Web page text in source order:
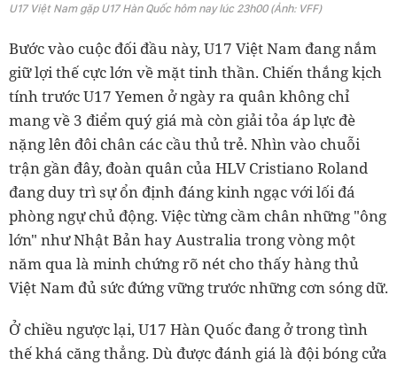
U17 Việt Nam gặp U17 Hàn Quốc hôm nay lúc 23h00 (Ảnh: VFF)
Bước vào cuộc đối đầu này, U17 Việt Nam đang nắm
giữ lợi thế cực lớn về mặt tinh thần. Chiến thắng kịch
tính trước U17 Yemen ở ngày ra quân không chỉ
mang về 3 điểm quý giá mà còn giải tỏa áp lực đè
nặng lên đôi chân các cầu thủ trẻ. Nhìn vào chuỗi
trận gần đây, đoàn quân của HLV Cristiano Roland
đang duy trì sự ổn định đáng kinh ngạc với lối đá
phòng ngự chủ động. Việc từng cầm chân những "ông
lớn" như Nhật Bản hay Australia trong vòng một
năm qua là minh chứng rõ nét cho thấy hàng thủ
Việt Nam đủ sức đứng vững trước những cơn sóng dữ.
Ở chiều ngược lại, U17 Hàn Quốc đang ở trong tình
thế khá căng thẳng. Dù được đánh giá là đội bóng cửa